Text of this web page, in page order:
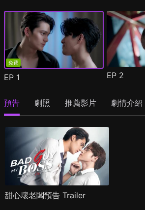
免費
EP 1 EP 2
預告 劇照 推薦影片 劇情介紹
甜心壞老闆預告 Trailer